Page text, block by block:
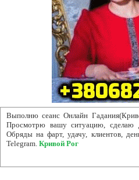
Выполню сеанс Онлайн
Просмотрю вашу ситуацию, сделаю
Обряды на фарт, удачу, клиентов,
Telegram. Кривой Рог